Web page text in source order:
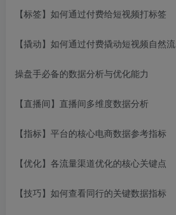
【标签】如何通过付费给短视频打标签
【撬动】如何通过付费撬动短视频自然流
操盘手必备的数据分析与优化能力
【直播间】直播间多维度数据分析
【指标】平台的核心电商数据参考指标
【优化】各流量渠道优化的核心关键点
【技巧】如何查看同行的关键数据指标